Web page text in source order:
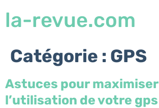
la-revue.com
Catégorie : GPS
Astuces pour maximiser
l’utilisation de votre gps